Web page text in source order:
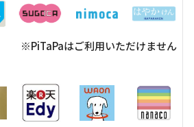
※PiTaPaはご利用いただけません